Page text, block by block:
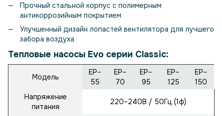
Прочный стальной корпус с полимерным
антикоррозийным покрытием
Улучшенный дизайн лопастей вентилятора для лучшего
забора воздуха
Тепловые насосы Evo серии Classic:
Модель
EP–
55
EP–
70
EP–
95
EP–
125
EP–
150
Напряжение
питания
220–240В / 50Гц (1ф)